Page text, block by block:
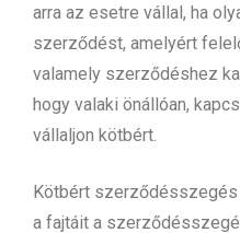
arra az esetre vállal, ha
szerződést, amelyért
valamely szerződéshez
hogy valaki önállóan,
vállaljon kötbért.
Kötbért
a fajtáit a